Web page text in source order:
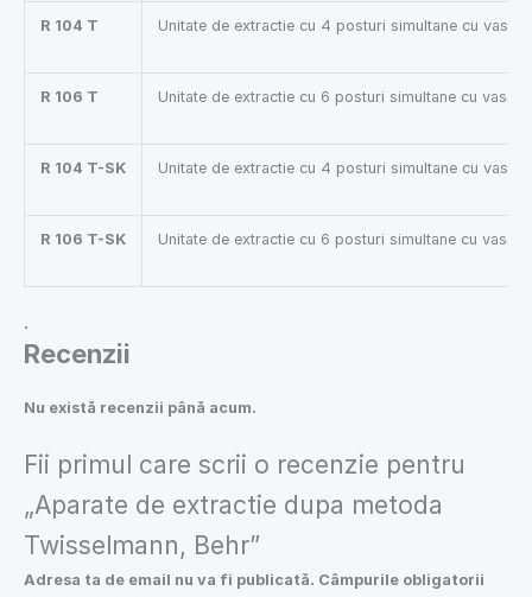
R 104 T Unitate de extractie cu 4 posturi simultane cu vase
R 106 T Unitate de extractie cu 6 posturi simultane cu vase
R 104 T-SK Unitate de extractie cu 4 posturi simultane cu vase
R 106 T-SK Unitate de extractie cu 6 posturi simultane cu vase
.
Recenzii
Nu există recenzii până acum.
Fii primul care scrii o recenzie pentru
„Aparate de extractie dupa metoda
Twisselmann, Behr”
Adresa ta de email nu va fi publicată. Câmpurile obligatorii